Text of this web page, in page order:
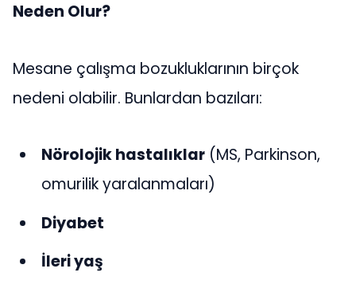
Neden Olur?
Mesane çalışma bozukluklarının birçok
nedeni olabilir. Bunlardan bazıları:
Nörolojik hastalıklar (MS, Parkinson,
omurilik yaralanmaları)
Diyabet
İleri yaş